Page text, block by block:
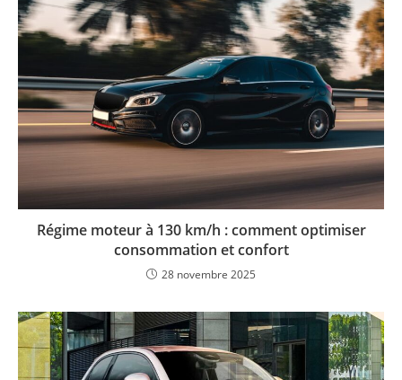
Régime moteur à 130 km/h : comment optimiser
consommation et confort
28 novembre 2025